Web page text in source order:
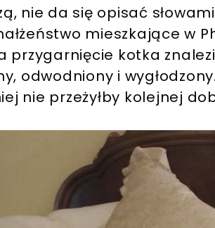
nie da się opisać
mieszkające w
przygarnięcie kotka
odwodniony i
nie przeżyłby kolejnej